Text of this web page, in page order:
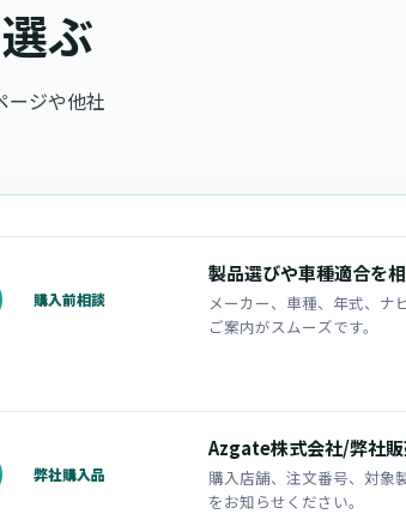
ぶ
ージや他社
購入前相談
製品選びや車種適合を
メーカー、車種、年式、ナ
ご案内がスムーズです。
弊社購入品
Azgate株式会社/弊社
購入店舗、注文番号、対象
をお知らせください。